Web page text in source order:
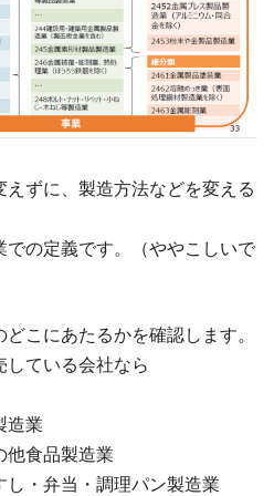
えずに、製造方法などを変える
での定義です。（ややこしいで
こにあたるかを確認します。
している会社なら
造業
食品製造業
・弁当・調理パン製造業